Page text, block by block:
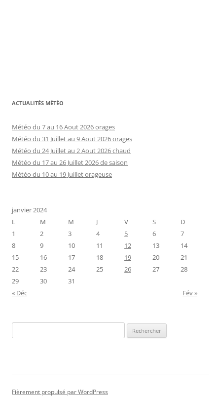
ACTUALITÉS MÉTÉO
Météo du 7 au 16 Aout 2026 orages
Météo du 31 Juillet au 9 Aout 2026 orages
Météo du 24 Juillet au 2 Aout 2026 chaud
Météo du 17 au 26 Juillet 2026 de saison
Météo du 10 au 19 Juillet orageuse
janvier 2024
L
M M J V S
D
1
2 3 4 5 6
7
8
9 10 11 12 13
14
15
16 17 18 19 20
21
22
23 24 25 26 27
28
29
30
31
« Déc
Fév »
Fièrement propulsé par WordPress